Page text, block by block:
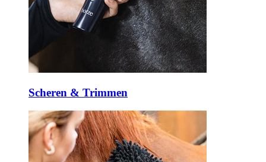
Scheren & Trimmen